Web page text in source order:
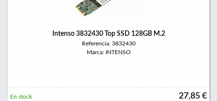
Intenso 3832430 Top SSD 128GB M.2
Referencia: 3832430
Marca: INTENSO
27,85 €
En stock